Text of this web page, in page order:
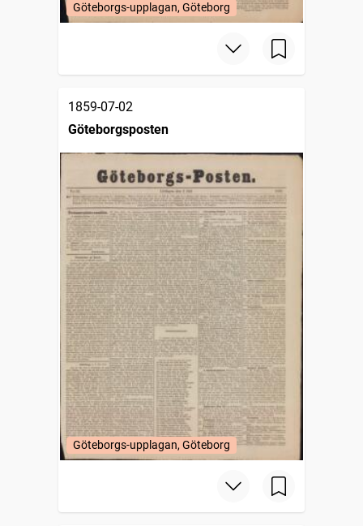
Göteborgs-upplagan, Göteborg
1859-07-02
Göteborgsposten
Göteborgs-upplagan, Göteborg